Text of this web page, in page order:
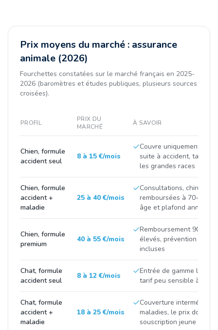
Prix moyens du marché : assurance
animale (2026)
Fourchettes constatées sur le marché français en 2025-
2026 (baromètres et études publiques, plusieurs sources
croisées).
PROFIL
PRIX DU
MARCHÉ
À SAVOIR
Chien, formule
accident seul
8 à 15 €/mois
Couvre uniquement les
suite à accident, tarif
les grandes races
Chien, formule
accident +
maladie
25 à 40 €/mois
Consultations,
remboursées à 70-90
âge et plafond annuel
Chien, formule
premium
40 à 55 €/mois
Remboursement 90-100
élevés, prévention et
incluses
Chat, formule
accident seul
8 à 12 €/mois
Entrée de gamme
tarif peu sensible à la
Chat, formule
accident +
maladie
18 à 25 €/mois
Couverture
maladies, le prix double
souscription jeune et